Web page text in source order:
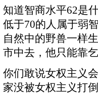
知道智商水平62是
低于70的人属于弱
自然中的野兽一样
市中去，他只能靠
你们敢说女权主义
家没被女权主义打